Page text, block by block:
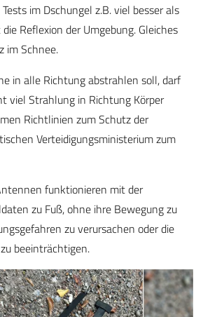
im Dschungel z.B. viel besser als
Reflexion der Umgebung. Gleiches
im Schnee.
in alle Richtung abstrahlen soll, darf
viel Strahlung in Richtung Körper
Richtlinien zum Schutz der
Verteidigungsministerium zum
funktionieren mit der
zu Fuß, ohne ihre Bewegung zu
zu verursachen oder die
beeinträchtigen.